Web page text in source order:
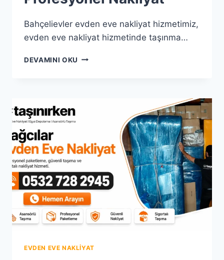
Bahçelievler evden eve nakliyat hizmetimiz,
evden eve nakliyat hizmetinde taşınma…
DEVAMINI OKU BAHÇELIEVLER
PROFESYONEL
NAKLIYAT
EVDEN EVE NAKLIYAT